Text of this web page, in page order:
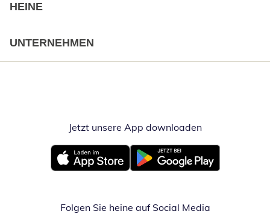
HEINE
UNTERNEHMEN
Jetzt unsere App downloadenÖffnet in
Öffnet in neuem FensterÖffnet in neuem Fenster
Folgen Sie heine auf Social Media